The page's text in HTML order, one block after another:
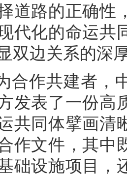
道路的正确性
代化的命运共
双边关系的深
合作共建者，
发表了一份高
共同体擘画清
作文件，其中
础设施项目，